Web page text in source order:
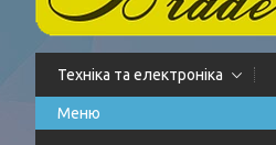
Техніка та електроніка